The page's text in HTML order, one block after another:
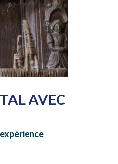
AVEC
expérience